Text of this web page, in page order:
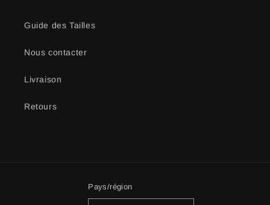
Guide des Tailles
Nous contacter
Livraison
Retours
Pays/région